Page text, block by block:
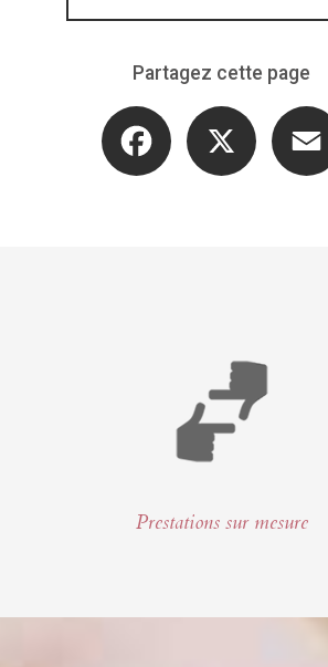
Partagez cette page
Facebook
Prestations sur mesure